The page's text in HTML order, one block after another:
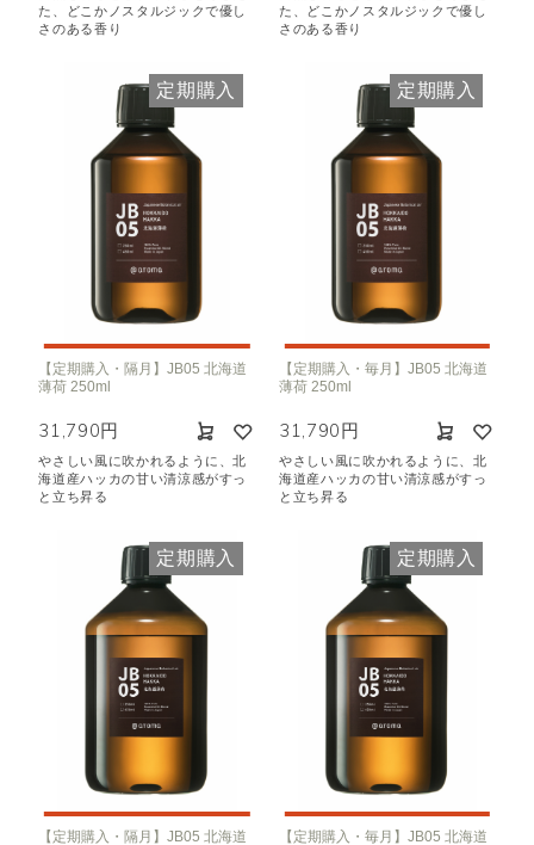
た、どこかノスタルジックで優し
さのある香り
た、どこかノスタルジックで優し
さのある香り
定期購入
【定期購入・隔月】JB05 北海道
薄荷 250ml
31,790円
やさしい風に吹かれるように、北
海道産ハッカの甘い清涼感がすっ
と立ち昇る
定期購入
【定期購入・毎月】JB05 北海道
薄荷 250ml
31,790円
やさしい風に吹かれるように、北
海道産ハッカの甘い清涼感がすっ
と立ち昇る
定期購入
【定期購入・隔月】JB05 北海道
定期購入
【定期購入・毎月】JB05 北海道